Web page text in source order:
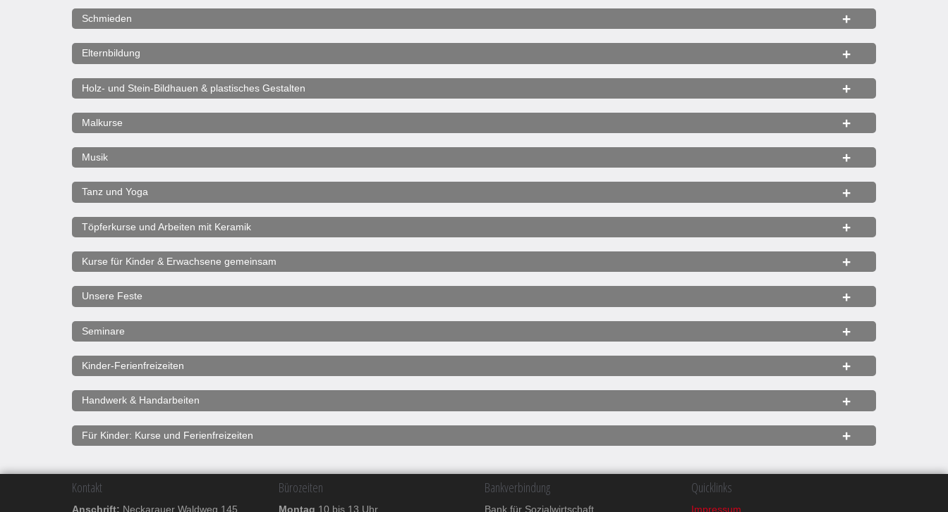
Schmieden
Elternbildung
Holz- und Stein-Bildhauen & plastisches Gestalten
Malkurse
Musik
Tanz und Yoga
Töpferkurse und Arbeiten mit Keramik
Kurse für Kinder & Erwachsene gemeinsam
Unsere Feste
Seminare
Kinder-Ferienfreizeiten
Handwerk & Handarbeiten
Für Kinder: Kurse und Ferienfreizeiten
Kontakt
Anschrift: Neckarauer Waldweg 145,
Bürozeiten
Montag 10 bis 13 Uhr
Bankverbindung
Bank für Sozialwirtschaft
Quicklinks
Impressum